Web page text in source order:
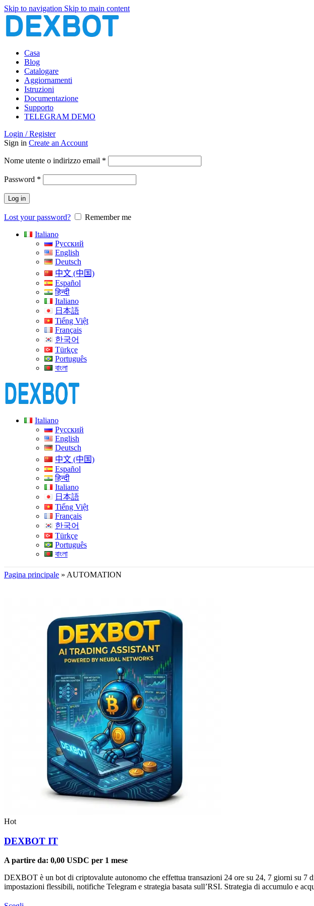
Skip to navigation Skip to main content
Casa
Blog
Catalogare
Aggiornamenti
Istruzioni
Documentazione
Supporto
TELEGRAM DEMO
Login / Register
Sign in Create an Account
Nome utente o indirizzo email *
Password *
Log in
Lost your password?
Remember me
Italiano
Русский
English
Deutsch
中文 (中国)
Español
हिन्दी
Italiano
日本語
Tiếng Việt
Français
한국어
Türkçe
Português
বাংলা
Italiano
Русский
English
Deutsch
中文 (中国)
Español
हिन्दी
Italiano
日本語
Tiếng Việt
Français
한국어
Türkçe
Português
বাংলা
Pagina principale » AUTOMATION
Hot
DEXBOT IT
A partire da: 0,00 USDC per 1 mese
DEXBOT è un bot di criptovalute autonomo che effettua transazioni 24 ore su 24, 7 giorni su 7
impostazioni flessibili, notifiche Telegram e strategia basata sull’RSI. Strategia di accumulo e